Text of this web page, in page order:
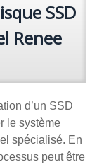
SSD
Renee
d’un SSD
le système
spécialisé. En
peut être